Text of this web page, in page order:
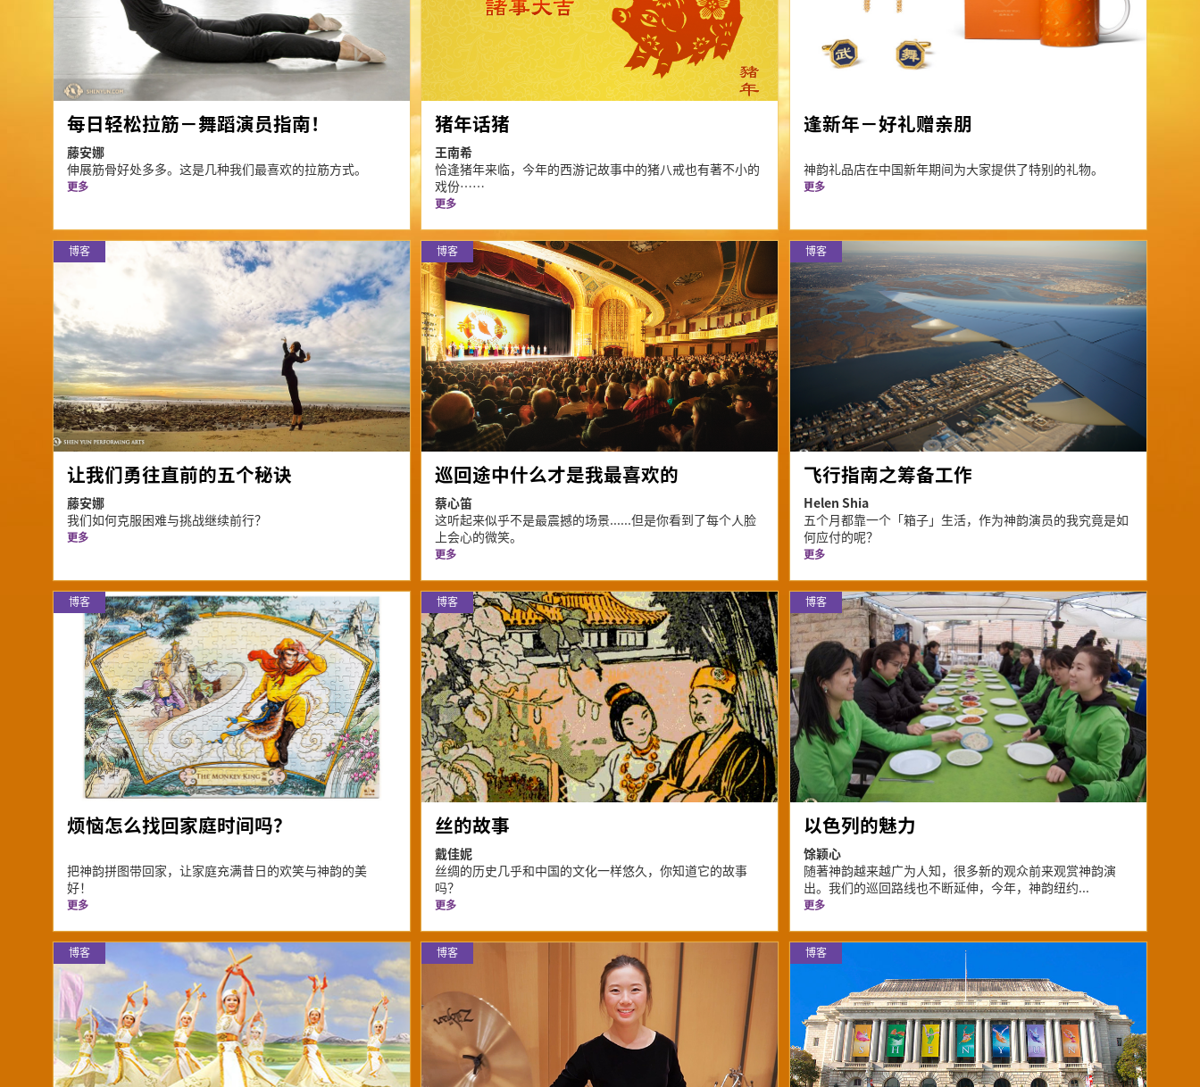
每日轻松拉筋－舞蹈演员指南！
藤安娜
伸展筋骨好处多多。这是几种我们最喜欢的拉筋方式。
更多
猪年话猪
王南希
恰逢猪年来临，今年的西游记故事中的猪八戒也有著不小的
戏份⋯⋯
更多
逢新年－好礼赠亲朋
神韵礼品店在中国新年期间为大家提供了特别的礼物。
更多
博客
让我们勇往直前的五个秘诀
藤安娜
我们如何克服困难与挑战继续前行？
更多
博客
巡回途中什么才是我最喜欢的
蔡心笛
这听起来似乎不是最震撼的场景......但是你看到了每个人脸
上会心的微笑。
更多
博客
飞行指南之筹备工作
Helen Shia
五个月都靠一个「箱子」生活，作为神韵演员的我究竟是如
何应付的呢？
更多
博客
烦恼怎么找回家庭时间吗？
把神韵拼图带回家，让家庭充满昔日的欢笑与神韵的美
好！
更多
博客
丝的故事
戴佳妮
丝绸的历史几乎和中国的文化一样悠久，你知道它的故事
吗？
更多
博客
以色列的魅力
馀颖心
随著神韵越来越广为人知，很多新的观众前来观赏神韵演
出。我们的巡回路线也不断延伸，今年，神韵纽约...
更多
博客 博客 博客